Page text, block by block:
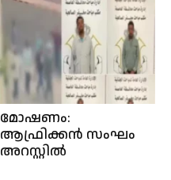
മോഷണം:
ആഫ്രിക്കൻ സംഘം
അറസ്റ്റിൽ